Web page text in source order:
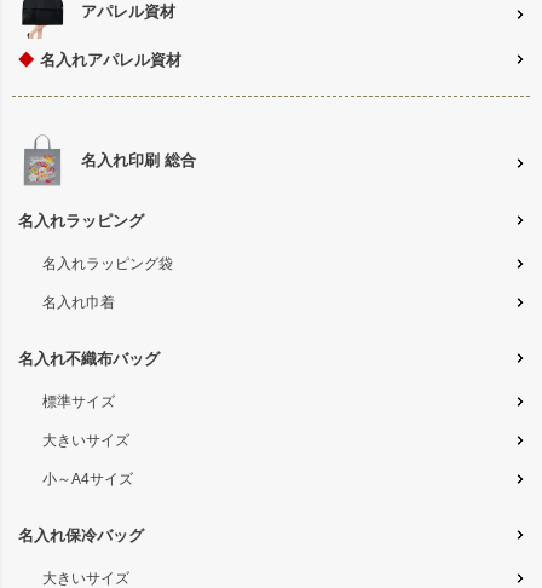
アパレル資材
◆ 名入れアパレル資材
名入れ印刷 総合
名入れラッピング
名入れラッピング袋
名入れ巾着
名入れ不織布バッグ
標準サイズ
大きいサイズ
小～A4サイズ
名入れ保冷バッグ
大きいサイズ